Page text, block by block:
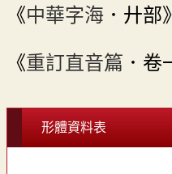
《中華字海 ．廾部
《重訂直音篇 ．卷
形體資料表